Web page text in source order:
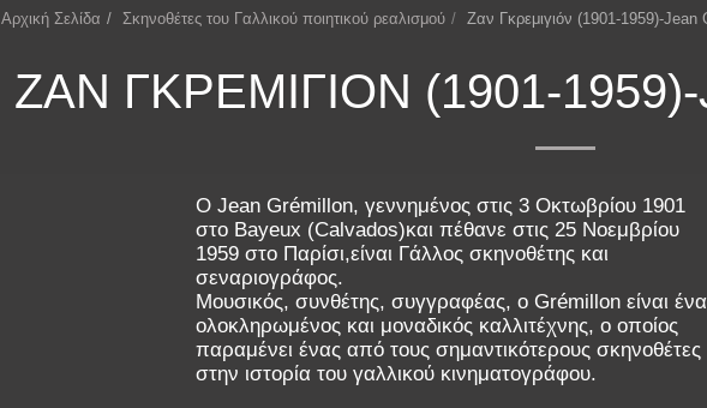
Αρχική Σελίδα Σκηνοθέτες του Γαλλικού ποιητικού ρεαλισμού Ζαν Γκρεμιγιόν (1901-1959)-Jean
ΖΑΝ ΓΚΡΕΜΙΓΙΌΝ (1901-1959)-
Ο Jean Grémillon, γεννημένος στις 3 Οκτωβρίου 1901
στο Bayeux (Calvados)και πέθανε στις 25 Νοεμβρίου
1959 στο Παρίσι,είναι Γάλλος σκηνοθέτης και
σεναριογράφος.
Μουσικός, συνθέτης, συγγραφέας, ο Grémillon είναι
ολοκληρωμένος και μοναδικός καλλιτέχνης, ο οποίος
παραμένει ένας από τους σημαντικότερους σκηνοθέτες
στην ιστορία του γαλλικού κινηματογράφου.